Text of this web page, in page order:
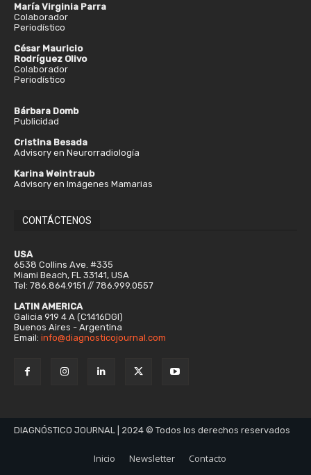
María Virginia Parra
Colaborador
Periodístico
César Mauricio
Rodríguez Olivo
Colaborador
Periodístico
Bárbara Domb
Publicidad
Cristina Besada
Advisory en Neurorradiología
Karina Weintraub
Advisory en Imágenes Mamarias
CONTÁCTENOS
USA
6538 Collins Ave. #335
Miami Beach, FL 33141, USA
Tel: 786.864.9151 // 786.999.0557
LATIN AMERICA
Galicia 919 4 A (C1416DGI)
Buenos Aires - Argentina
Email: info@diagnosticojournal.com
DIAGNÓSTICO JOURNAL | 2024 © Todos los derechos reservados
Inicio Newsletter Contacto